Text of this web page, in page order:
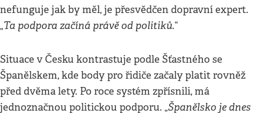
nefunguje jak by měl, je přesvědčen dopravní expert.
„Ta podpora začíná právě od politiků.“
Situace v Česku kontrastuje podle Šťastného se
Španělskem, kde body pro řidiče začaly platit rovněž
před dvěma lety. Po roce systém zpřísnili, má
jednoznačnou politickou podporu. „Španělsko je dnes